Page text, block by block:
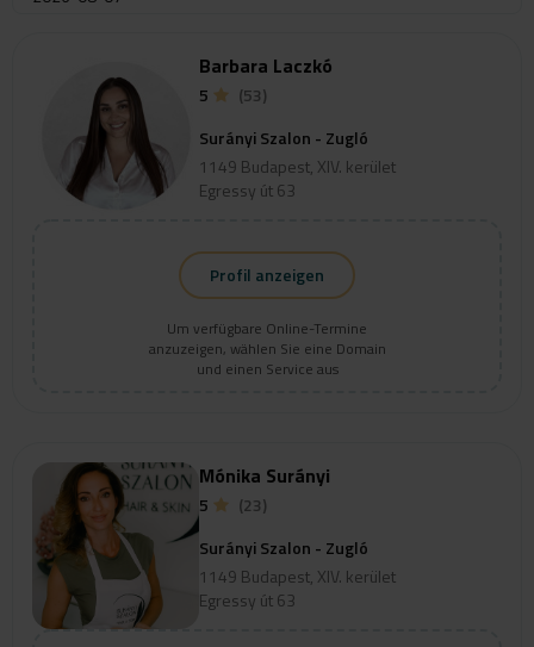
Profil anzeigen
Um verfügbare Online-Termine
anzuzeigen, wählen Sie eine Domain
und einen Service aus
Barbara Laczkó
5
(53)
Surányi Szalon - Zugló
1149 Budapest, XIV. kerület
Egressy út 63
Mónika Surányi
5
(23)
Surányi Szalon - Zugló
1149 Budapest, XIV. kerület
Egressy út 63